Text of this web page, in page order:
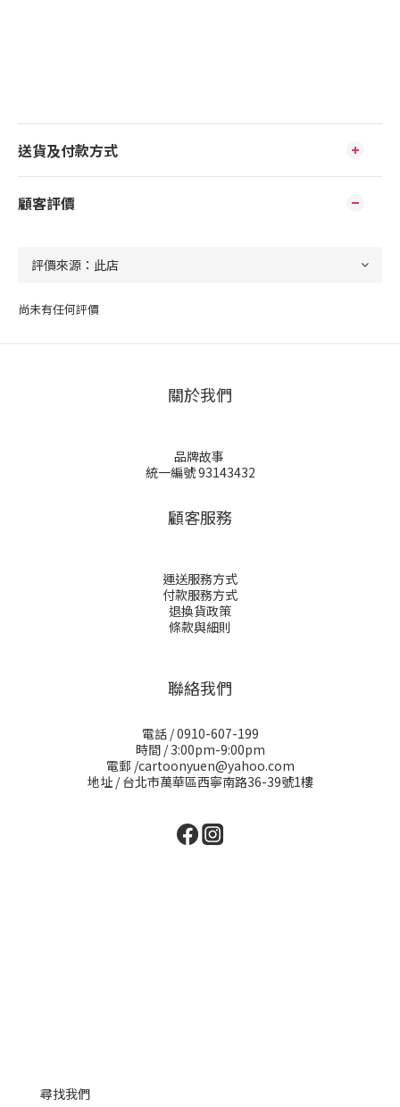
送貨及付款方式
顧客評價
尚未有任何評價
關於我們
品牌故事
統一編號 93143432
顧客服務
運送服務方式
付款服務方式
退換貨政策
條款與細則
聯絡我們
電話 / 0910-607-199
時間 / 3:00pm-9:00pm
電郵 /cartoonyuen@yahoo.com
地址 / 台北市萬華區西寧南路36-39號1樓
尋找我們